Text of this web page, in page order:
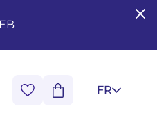
FR